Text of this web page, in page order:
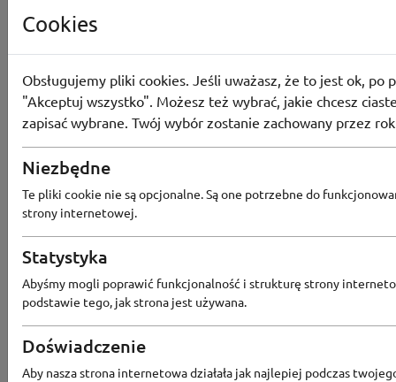
RTV EURO AGD
MEDIA EXPERT
EOBUWIE
KOMPUTRONIK
BORN2BE
KOMFORT CCC SMYK
LOUNGE BY ZALANDO
ALLEGRO
SHEIN
ERLI ANSWEAR 4F OLEOLE!
NOTINO
LIDL
ZNAK
RENEE
Cookies
Obsługujemy pliki cookies. Jeśli uważasz, że to jest ok, po
"Akceptuj wszystko". Możesz też wybrać, jakie chcesz
zapisać wybrane. Twój wybór zostanie zachowany przez
Niezbędne
Te pliki cookie nie są opcjonalne. Są one potrzebne do
strony internetowej.
Statystyka
Abyśmy mogli poprawić funkcjonalność i strukturę strony
podstawie tego, jak strona jest używana.
Doświadczenie
Aby nasza strona internetowa działała jak najlepiej podczas